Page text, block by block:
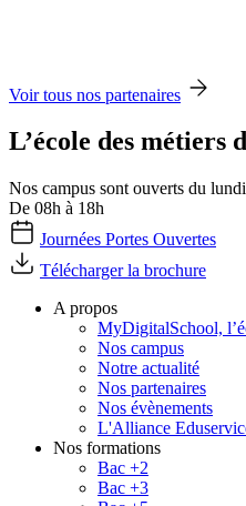
Voir tous nos partenaires
L’école des métiers
Nos campus sont ouverts du
De 08h à 18h
Journées Portes Ouvertes
Télécharger la brochure
A propos
MyDigitalSchool,
Nos campus
Notre actualité
Nos partenaires
Nos évènements
L'Alliance
Nos formations
Bac +2
Bac +3